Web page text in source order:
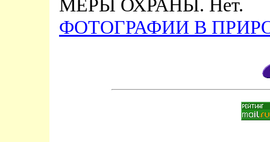
МЕРЫ ОХРАНЫ. Нет.
ФОТОГРАФИИ В